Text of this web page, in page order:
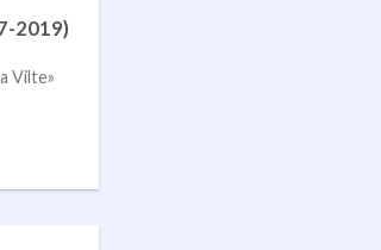
2019)
Vilte»